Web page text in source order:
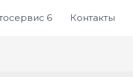
6 Контакты